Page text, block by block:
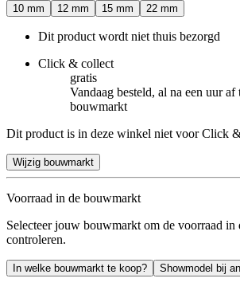
10 mm 12 mm 15 mm 22 mm
Dit product wordt niet thuis bezorgd
Click & collect
gratis
Vandaag besteld, al na een uur
bouwmarkt
Dit product is in deze winkel niet voor Click
Wijzig bouwmarkt
Voorraad in de bouwmarkt
Selecteer jouw bouwmarkt om de voorraad in
controleren.
In welke bouwmarkt te koop? Showmodel bij